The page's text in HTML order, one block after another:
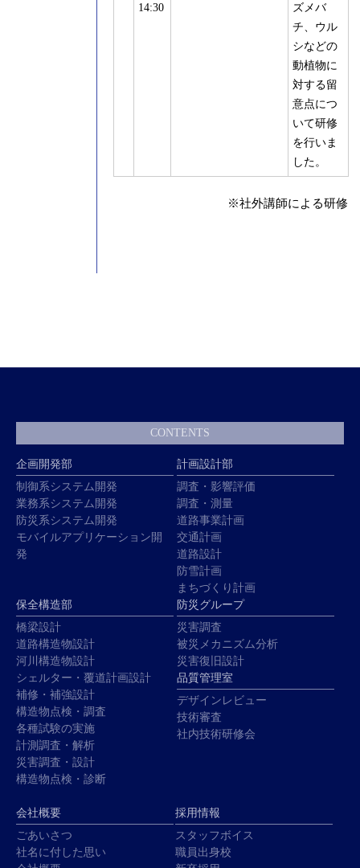
14:30
ズメバ
チ、ウル
シなどの
動植物に
対する留
意点につ
いて研修
を行いま
した。
※社外講師による研修
CONTENTS
企画開発部
制御系システム開発
業務系システム開発
防災系システム開発
モバイルアプリケーション開
発
計画設計部
調査・影響評価
調査・測量
道路事業計画
交通計画
道路設計
防雪計画
まちづくり計画
保全構造部
橋梁設計
道路構造物設計
河川構造物設計
シェルター・覆道計画設計
補修・補強設計
構造物点検・調査
各種試験の実施
計測調査・解析
災害調査・設計
構造物点検・診断
防災グループ
災害調査
被災メカニズム分析
災害復旧設計
品質管理室
デザインレビュー
技術審査
社内技術研修会
会社概要
ごあいさつ
社名に付した思い
採用情報
スタッフボイス
職員出身校